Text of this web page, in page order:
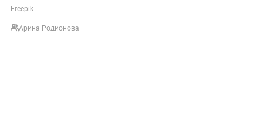
Freepik
Арина Родионова